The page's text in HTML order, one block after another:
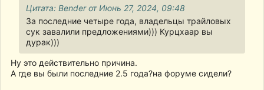
Цитата: Bender от Июнь 27, 2024, 09:48
За последние четыре года, владельцы трайловых
сук завалили предложениями))) Курцхаар вы
дурак)))
Ну это действительно причина.
А где вы были последние 2.5 года?на форуме сидели?